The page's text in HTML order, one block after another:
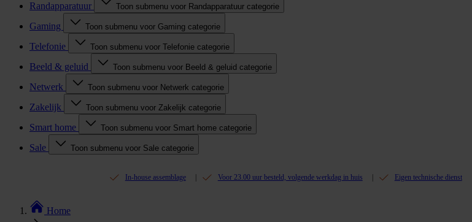
Randapparatuur Toon submenu voor Randapparatuur categorie
Gaming Toon submenu voor Gaming categorie
Telefonie Toon submenu voor Telefonie categorie
Beeld & geluid Toon submenu voor Beeld & geluid categorie
Netwerk Toon submenu voor Netwerk categorie
Zakelijk Toon submenu voor Zakelijk categorie
Smart home Toon submenu voor Smart home categorie
Sale Toon submenu voor Sale categorie
In-house assemblage Voor 23.00 uur besteld, volgende werkdag in huis Eigen technische dienst
Home